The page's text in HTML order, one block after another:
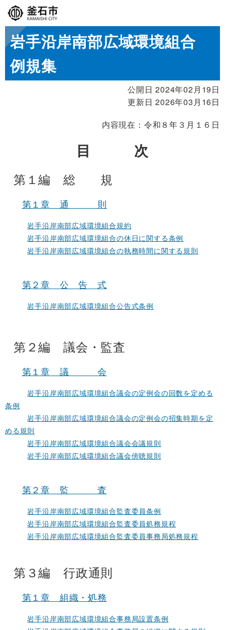
岩手沿岸南部広域環境組合
例規集
公開日 2024年02月19日
更新日 2026年03月16日
内容現在：令和８年３月１６日
目 次
第１編 総 規
第１章 通 則
岩手沿岸南部広域環境組合規約
岩手沿岸南部広域環境組合の休日に関する条例
岩手沿岸南部広域環境組合の執務時間に関する規則
第２章 公 告 式
岩手沿岸南部広域環境組合公告式条例
第２編 議会・監査
第１章 議 会
岩手沿岸南部広域環境組合議会の定例会の回数を定める
条例
岩手沿岸南部広域環境組合議会の定例会の招集時期を定
める規則
岩手沿岸南部広域環境組合議会会議規則
岩手沿岸南部広域環境組合議会傍聴規則
第２章 監 査
岩手沿岸南部広域環境組合監査委員条例
岩手沿岸南部広域環境組合監査委員処務規程
岩手沿岸南部広域環境組合監査委員事務局処務規程
第３編 行政通則
第１章 組織・処務
岩手沿岸南部広域環境組合事務局設置条例